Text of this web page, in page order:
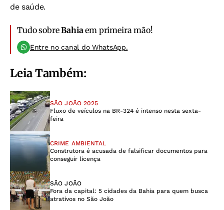
de saúde.
Tudo sobreBahiaem primeira mão!
Entre no canal do WhatsApp.
Leia Também:
SÃO JOÃO 2025
Fluxo de veículos na BR-324 é intenso nesta sexta-
feira
CRIME AMBIENTAL
Construtora é acusada de falsificar documentos para
conseguir licença
SÃO JOÃO
Fora da capital: 5 cidades da Bahia para quem busca
atrativos no São João